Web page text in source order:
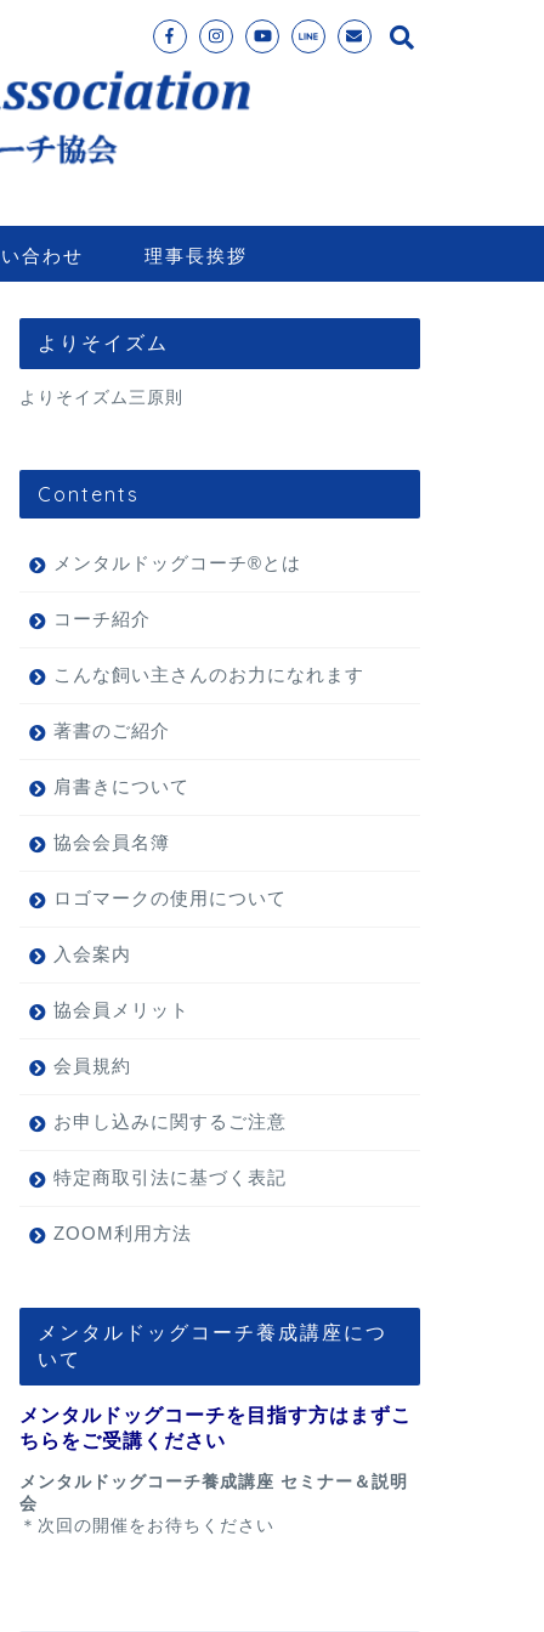
合わせ 理事長挨拶
よりそイズム
よりそイズム三原則
Contents
メンタルドッグコーチ®とは
コーチ紹介
こんな飼い主さんのお力になれます
著書のご紹介
肩書きについて
協会会員名簿
ロゴマークの使用について
入会案内
協会員メリット
会員規約
お申し込みに関するご注意
特定商取引法に基づく表記
ZOOM利用方法
メンタルドッグコーチ養成講座につ
いて
メンタルドッグコーチを目指す方はまずこ
ちらをご受講ください
メンタルドッグコーチ養成講座 セミナー＆説明
会
＊次回の開催をお待ちください